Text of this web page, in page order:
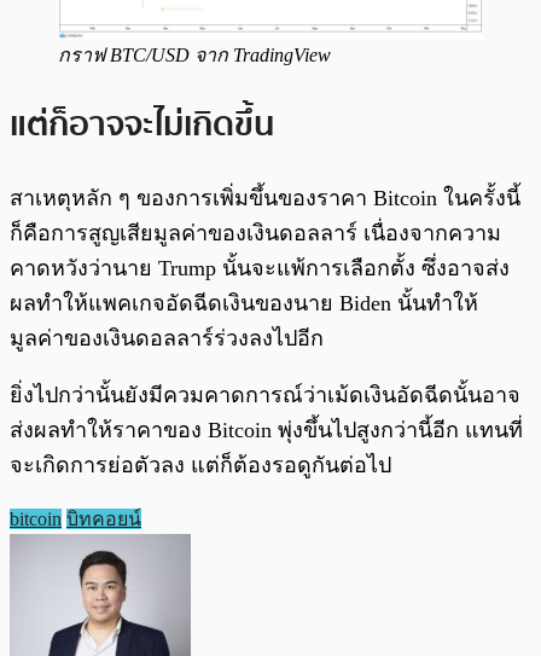
กราฟ BTC/USD จาก TradingView
แต่ก็อาจจะไม่เกิดขึ้น
สาเหตุหลัก ๆ ของการเพิ่มขึ้นของราคา Bitcoin ในครั้งนี้
ก็คือการสูญเสียมูลค่าของเงินดอลลาร์ เนื่องจากความ
คาดหวังว่านาย Trump นั้นจะแพ้การเลือกตั้ง ซึ่งอาจส่ง
ผลทำให้แพคเกจอัดฉีดเงินของนาย Biden นั้นทำให้
มูลค่าของเงินดอลลาร์ร่วงลงไปอีก
ยิ่งไปกว่านั้นยังมีควมคาดการณ์ว่าเม้ดเงินอัดฉีดนั้นอาจ
ส่งผลทำให้ราคาของ Bitcoin พุ่งขึ้นไปสูงกว่านี้อีก แทนที่
จะเกิดการย่อตัวลง แต่ก็ต้องรอดูกันต่อไป
bitcoin บิทคอยน์